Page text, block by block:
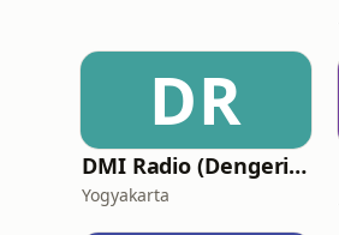
DR
DMI Radio (Dengerin Musik Indonesia)
Yogyakarta